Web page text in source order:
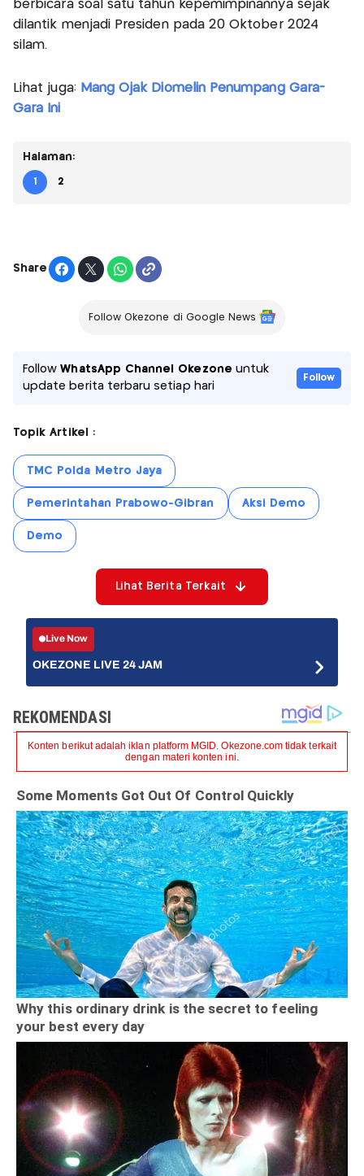
berbicara soal satu tahun kepemimpinannya sejak
dilantik menjadi Presiden pada 20 Oktober 2024
silam.
Lihat juga: Mang Ojak Diomelin Penumpang Gara-
Gara Ini
Halaman:
1 2
Share
Follow Okezone di Google News
FollowWhatsApp Channel Okezone untuk
update berita terbaru setiap hari
Follow
Topik Artikel :
TMC Polda Metro Jaya
Pemerintahan Prabowo-Gibran Aksi Demo
Demo
Lihat Berita Terkait
Live Now
OKEZONE LIVE 24 JAM